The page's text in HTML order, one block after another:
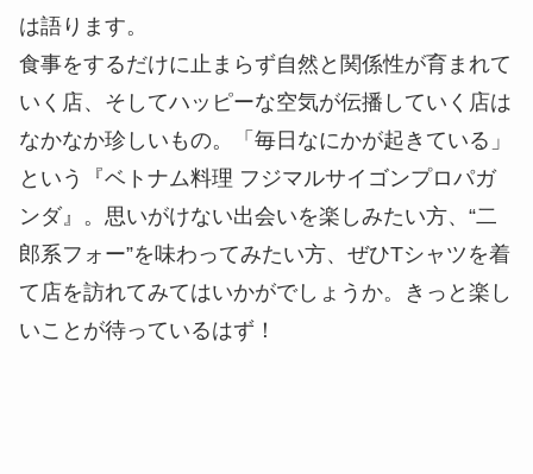
食事をするだけに止まらず自然と関係性が育まれて
いく店、そしてハッピーな空気が伝播していく店は
なかなか珍しいもの。「毎日なにかが起きている」
という『ベトナム料理 フジマルサイゴンプロパガ
ンダ』。思いがけない出会いを楽しみたい方、“二
郎系フォー”を味わってみたい方、ぜひTシャツを着
て店を訪れてみてはいかがでしょうか。きっと楽し
いことが待っているはず！